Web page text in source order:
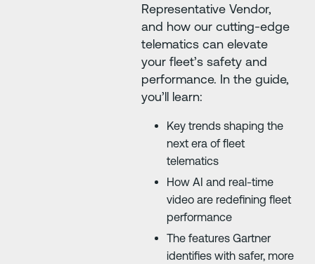
Representative Vendor,
and how our cutting-edge
telematics can elevate
your fleet’s safety and
performance. In the guide,
you’ll learn:
Key trends shaping the
next era of fleet
telematics
How AI and real-time
video are redefining fleet
performance
The features Gartner
identifies with safer, more